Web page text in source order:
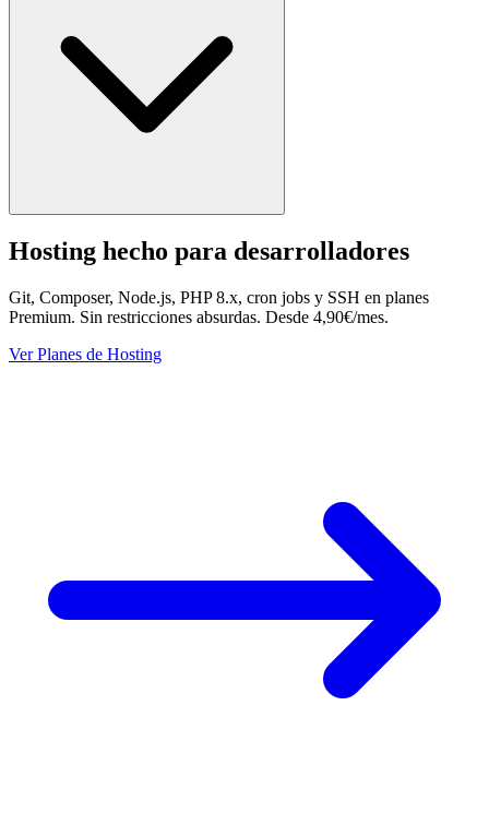
Hosting hecho para desarrolladores
Git, Composer, Node.js, PHP 8.x, cron jobs y SSH en planes
Premium. Sin restricciones absurdas. Desde 4,90€/mes.
Ver Planes de Hosting